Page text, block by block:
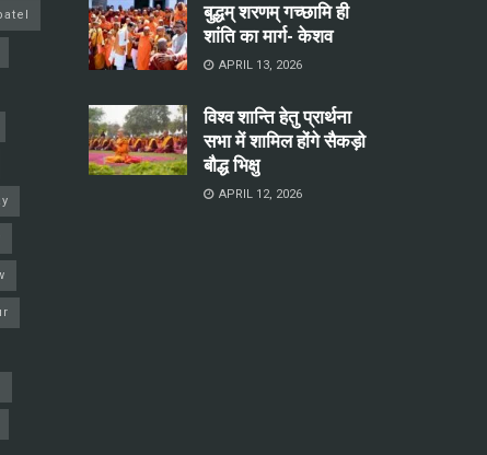
बुद्धम् शरणम् गच्छामि ही
शांति का मार्ग- केशव
APRIL 13, 2026
विश्व शान्ति हेतु प्रार्थना
सभा में शामिल होंगे सैकड़ो
बौद्ध भिक्षु
APRIL 12, 2026